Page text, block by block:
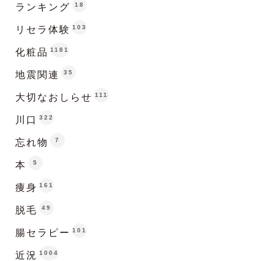
ランキング 18
リセラ体験 103
化粧品 1181
地震関連 35
大切なおしらせ 111
川口 322
忘れ物 7
本 5
痩身 161
脱毛 49
腸セラピー 101
近況 1004